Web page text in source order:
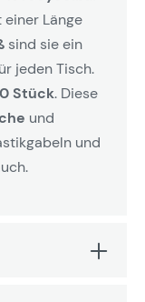
einer Länge
sind sie ein
jeden Tisch.
Stück. Diese
und
und